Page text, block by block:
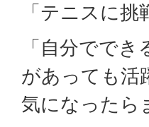
「テニスに
「自分でで
があっても活
気になったら